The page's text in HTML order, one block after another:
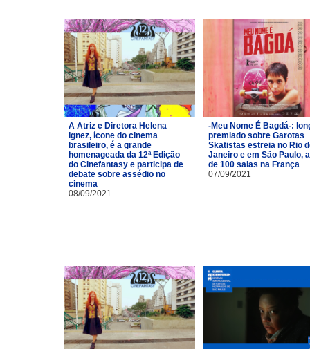
A Atriz e Diretora Helena
Ignez, ícone do cinema
brasileiro, é a grande
homenageada da 12ª Edição
do Cinefantasy e participa de
debate sobre assédio no
cinema
08/09/2021
-Meu Nome É Bagdá-:
premiado sobre Garotas
Skatistas estreia no Rio
Janeiro e em São Paulo,
de 100 salas na França
07/09/2021